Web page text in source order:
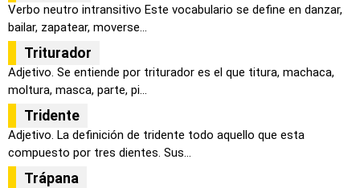
Verbo neutro intransitivo Este vocabulario se define en danzar,
bailar, zapatear, moverse...
Triturador
Adjetivo. Se entiende por triturador es el que titura, machaca,
moltura, masca, parte, pi...
Tridente
Adjetivo. La definición de tridente todo aquello que esta
compuesto por tres dientes. Sus...
Trápana